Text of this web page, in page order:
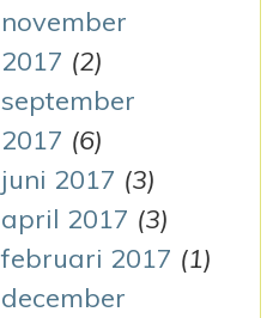
november
2017 (2)
september
2017 (6)
juni 2017 (3)
april 2017 (3)
februari 2017 (1)
december